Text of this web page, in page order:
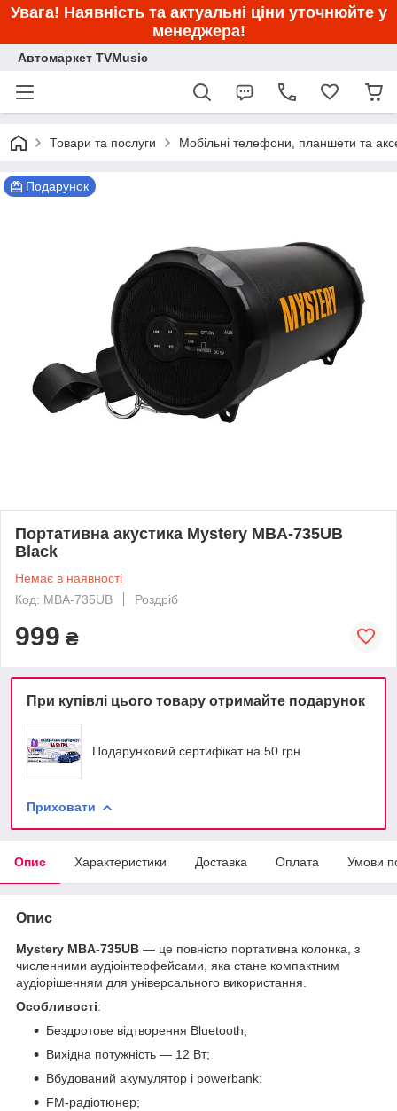
Увага! Наявність та актуальні ціни уточнюйте у
менеджера!
Автомаркет TVMusic
Товари та послуги Мобільні телефони, планшети та
Подарунок
Портативна акустика Mystery MBA-735UB
Black
Немає в наявності
Код: MBA-735UB
Роздріб
999 ₴
При купівлі цього товару отримайте подарунок
Подарунковий сертифікат на 50 грн
Приховати
Опис Характеристики Доставка Оплата Умови
Опис
Mystery MBA-735UB — це повністю портативна колонка, з
численними аудіоінтерфейсами, яка стане компактним
аудіорішенням для універсального використання.
Особливості:
Бездротове відтворення Bluetooth;
Вихідна потужність — 12 Вт;
Вбудований акумулятор і powerbank;
FM-радіотюнер;